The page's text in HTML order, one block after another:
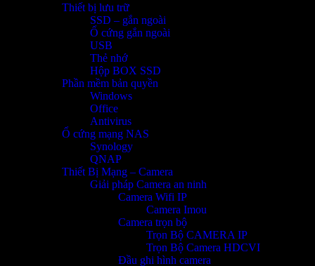
Thiết bị lưu trữ
SSD – gắn ngoài
Ổ cứng gắn ngoài
USB
Thẻ nhớ
Hộp BOX SSD
Phần mềm bản quyền
Windows
Office
Antivirus
Ổ cứng mạng NAS
Synology
QNAP
Thiết Bị Mạng – Camera
Giải pháp Camera an ninh
Camera Wifi IP
Camera Imou
Camera trọn bộ
Trọn Bộ CAMERA IP
Trọn Bộ Camera HDCVI
Đầu ghi hình camera